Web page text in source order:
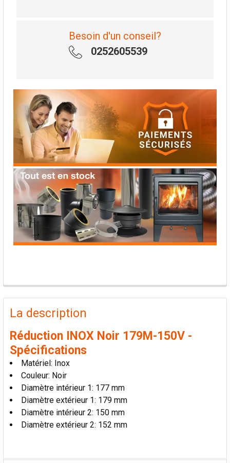
Besoin d'un conseil?
0252605539
PRODUITS
FRÉQUEMMENT
ACHETÉS
TOUT
SÉLECTIONNER
AJOUTER
LA
SÉLECTION
AU PANIER
La description
Réduction INOX Noir 179M-150V -
Spécifications
Matériel: Inox
Couleur: Noir
Diamètre intérieur 1: 177 mm
Diamètre extérieur 1: 179 mm
Diamètre intérieur 2: 150 mm
Diamètre extérieur 2: 152 mm